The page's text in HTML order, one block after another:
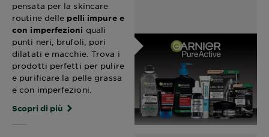
pensata per la skincare
routine delle pelli impure e
con imperfezioni quali
punti neri, brufoli, pori
dilatati e macchie. Trova i
prodotti perfetti per pulire
e purificare la pelle grassa
e con imperfezioni.
Scopri di più